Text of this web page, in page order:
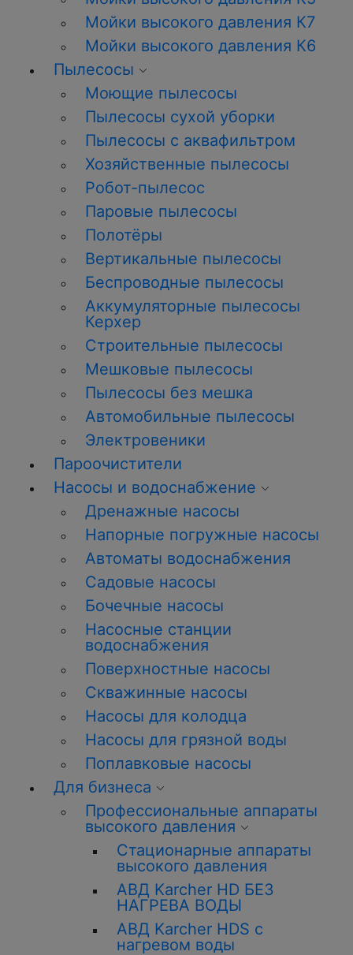
Мойки высокого давления К7
Мойки высокого давления К6
Пылесосы
Моющие пылесосы
Пылесосы сухой уборки
Пылесосы с аквафильтром
Хозяйственные пылесосы
Робот-пылесос
Паровые пылесосы
Полотёры
Вертикальные пылесосы
Беспроводные пылесосы
Аккумуляторные пылесосы
Керхер
Строительные пылесосы
Мешковые пылесосы
Пылесосы без мешка
Автомобильные пылесосы
Электровеники
Пароочистители
Насосы и водоснабжение
Дренажные насосы
Напорные погружные насосы
Автоматы водоснабжения
Садовые насосы
Бочечные насосы
Насосные станции
водоснабжения
Поверхностные насосы
Скважинные насосы
Насосы для колодца
Насосы для грязной воды
Поплавковые насосы
Для бизнеса
Профессиональные аппараты
высокого давления
Стационарные аппараты
высокого давления
АВД Karcher HD БЕЗ
НАГРЕВА ВОДЫ
АВД Karcher HDS с
нагревом воды